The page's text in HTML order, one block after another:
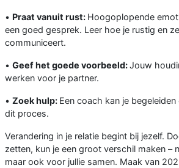
• Praat vanuit rust: Hoogoplopende
een goed gesprek. Leer hoe je rustig en
communiceert.
• Geef het goede voorbeeld:Jouw
werken voor je partner.
• Zoek hulp: Een coach kan je
dit proces.
Verandering in je relatie begint bij jezelf.
zetten, kun je een groot verschil maken –
maar ook voor jullie samen. Maak van